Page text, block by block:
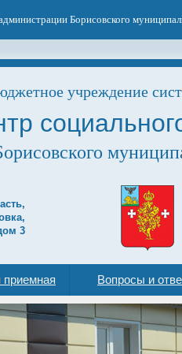
Борисовского
учреждение
3
приемная Вопросы и